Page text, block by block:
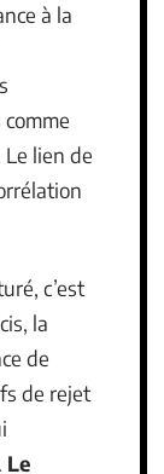
à la
lien de
c’est
la
de
de rejet
Le